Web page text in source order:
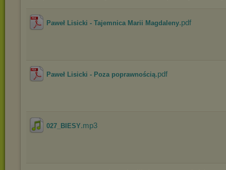
Paweł Lisicki - Tajemnica Marii Magdaleny.pdf
Paweł Lisicki - Poza poprawnością.pdf
027_BIESY.mp3